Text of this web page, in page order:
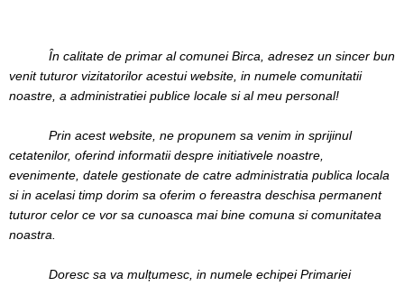
În calitate de primar al comunei Birca, adresez un sincer bun
venit tuturor vizitatorilor acestui website, in numele comunitatii
noastre, a administratiei publice locale si al meu personal!
Prin acest website, ne propunem sa venim in sprijinul
cetatenilor, oferind informatii despre initiativele noastre,
evenimente, datele gestionate de catre administratia publica locala
si in acelasi timp dorim sa oferim o fereastra deschisa permanent
tuturor celor ce vor sa cunoasca mai bine comuna si comunitatea
noastra.
Doresc sa va mulțumesc, in numele echipei Primariei